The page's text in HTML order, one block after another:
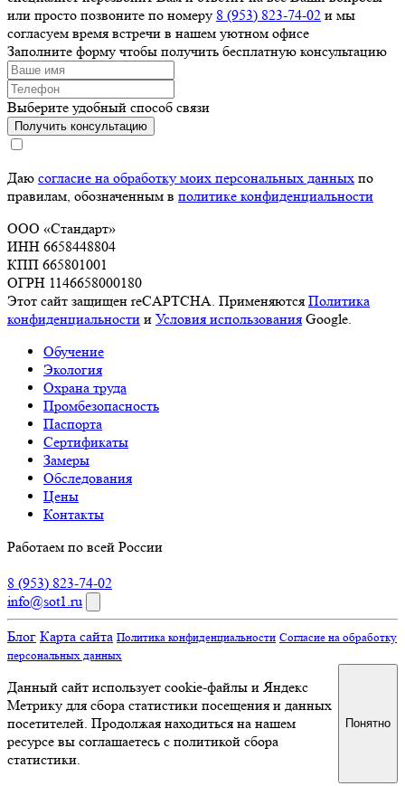
или просто позвоните по номеру 8 (953) 823-74-02 и мы
согласуем время встречи в нашем уютном офисе
Заполните форму чтобы получить бесплатную консультацию
Выберите удобный способ связи
Получить консультацию
Даю согласие на обработку моих персональных данных по
правилам, обозначенным в политике конфиденциальности
ООО «Стандарт»
ИНН 6658448804
КПП 665801001
ОГРН 1146658000180
Этот сайт защищен reCAPTCHA. Применяются Политика
конфиденциальности и Условия использования Google.
Обучение
Экология
Охрана труда
Промбезопасность
Паспорта
Сертификаты
Замеры
Обследования
Цены
Контакты
Работаем по всей России
8 (953) 823-74-02
info@sot1.ru
Блог Карта сайта Политика конфиденциальности Согласие на обработку
персональных данных
Данный сайт использует cookie-файлы и Яндекс
Метрику для сбора статистики посещения и данных
посетителей. Продолжая находиться на нашем
ресурсе вы соглашаетесь с политикой сбора
статистики.
Понятно